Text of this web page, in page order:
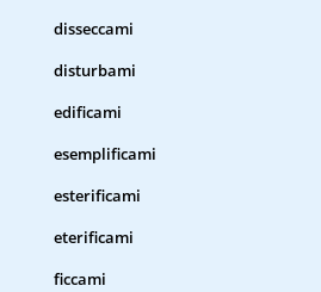
disseccami
disturbami
edificami
esemplificami
esterificami
eterificami
ficcami